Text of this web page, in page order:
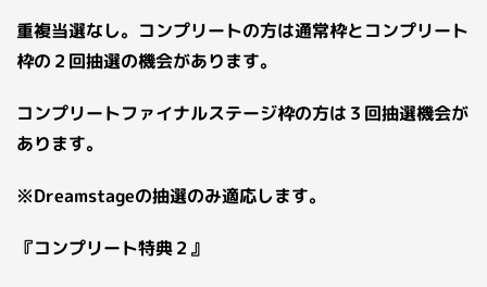
重複当選なし。コンプリートの方は通常枠とコンプリート
枠の２回抽選の機会があります。
コンプリートファイナルステージ枠の方は３回抽選機会が
あります。
※Dreamstageの抽選のみ適応します。
『コンプリート特典２』